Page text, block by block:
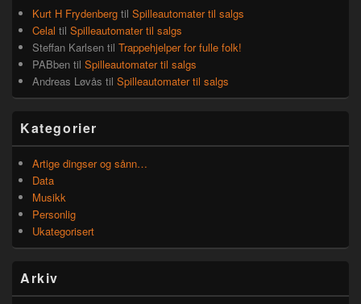
Kurt H Frydenberg til Spilleautomater til salgs
Celal til Spilleautomater til salgs
Steffan Karlsen til Trappehjelper for fulle folk!
PABben til Spilleautomater til salgs
Andreas Løvås til Spilleautomater til salgs
Kategorier
Artige dingser og sånn…
Data
Musikk
Personlig
Ukategorisert
Arkiv